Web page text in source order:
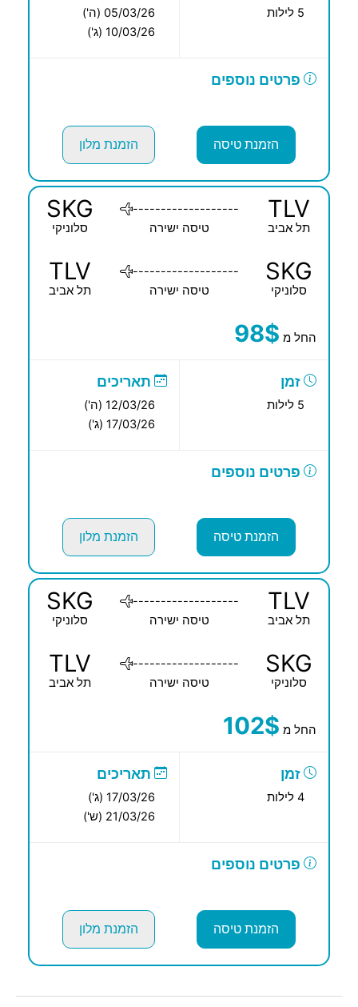
05/03/26 (ה')
10/03/26 (ג')
פרטים נוספים
הזמנת טיסה הזמנת מלון
TLV
תל אביב
-------------------
טיסה ישירה
SKG
סלוניקי
SKG
סלוניקי
-------------------
טיסה ישירה
TLV
תל אביב
החל מ 98$
זמן תאריכים
12/03/26 (ה')
17/03/26 (ג')
פרטים נוספים
הזמנת טיסה הזמנת מלון
TLV
תל אביב
-------------------
טיסה ישירה
SKG
סלוניקי
SKG
סלוניקי
-------------------
טיסה ישירה
TLV
תל אביב
החל מ 102$
זמן תאריכים
17/03/26 (ג')
21/03/26 (ש')
פרטים נוספים
הזמנת טיסה הזמנת מלון